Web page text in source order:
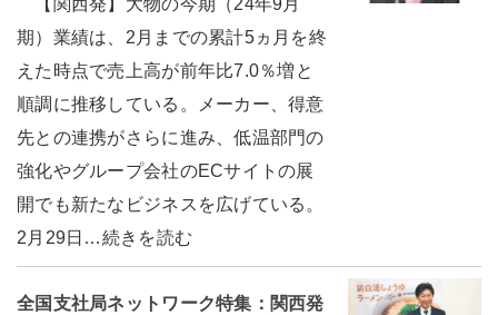
【関西発】大物の今期（24年9月
期）業績は、2月までの累計5ヵ月を終
えた時点で売上高が前年比7.0％増と
順調に推移している。メーカー、得意
先との連携がさらに進み、低温部門の
強化やグループ会社のECサイトの展
開でも新たなビジネスを広げている。
2月29日…続きを読む
全国支社局ネットワーク特集：関西発